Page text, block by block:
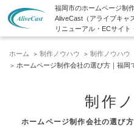
福岡市のホームページ制
AliveCast（アライブキャ
リニューアル・ECサイト
ホーム 制作ノウハウ
制作ノウハウ
ホームページ制作会社の選び方｜福岡
制作
ホームページ制作会社の選び